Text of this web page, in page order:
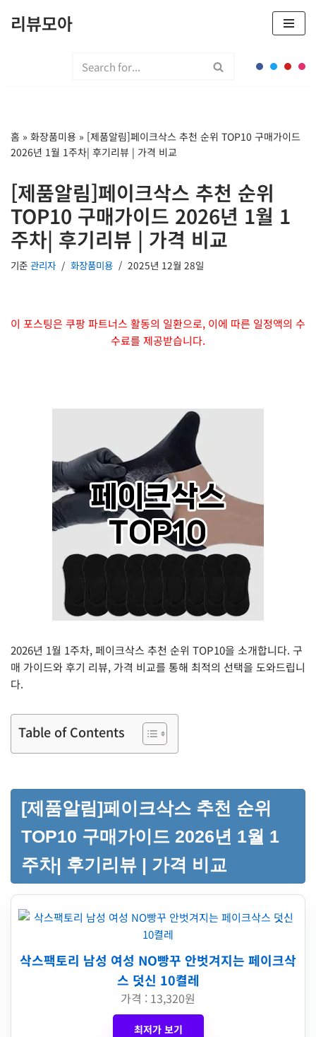
뛰
기
리뷰모아
홈 » 화장품미용 » [제품알림]페이크삭스 추천 순위 TOP10 구매가이드
2026년 1월 1주차| 후기리뷰 | 가격 비교
[제품알림]페이크삭스 추천 순위
TOP10 구매가이드 2026년 1월 1
주차| 후기리뷰 | 가격 비교
기준 관리자 화장품미용 2025년 12월 28일
이 포스팅은 쿠팡 파트너스 활동의 일환으로, 이에 따른 일정액의 수
수료를 제공받습니다.
2026년 1월 1주차, 페이크삭스 추천 순위 TOP10을 소개합니다. 구
매 가이드와 후기 리뷰, 가격 비교를 통해 최적의 선택을 도와드립니
다.
Table of Contents
[제품알림]페이크삭스 추천 순위
TOP10 구매가이드 2026년 1월 1
주차| 후기리뷰 | 가격 비교
삭스팩토리 남성 여성 NO빵꾸 안벗겨지는 페이크삭
스 덧신 10켤레
가격 : 13,320원
최저가 보기